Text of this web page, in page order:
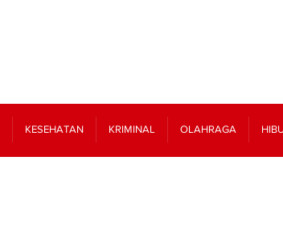
KESEHATAN KRIMINAL OLAHRAGA